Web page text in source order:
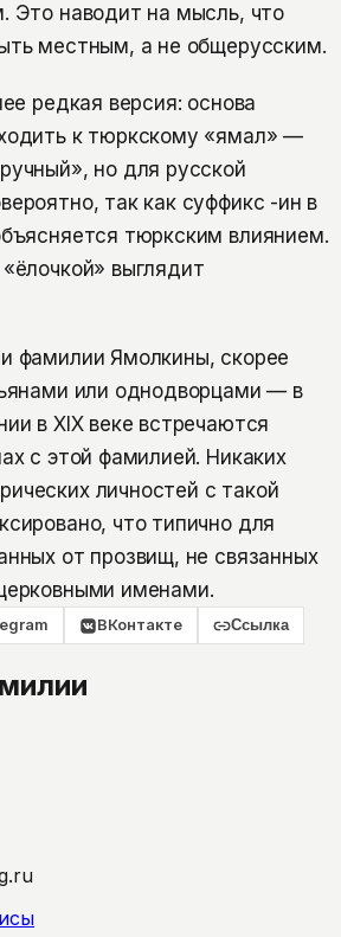
Это наводит на мысль, что
местным, а не общерусским.
редкая версия: основа
к тюркскому «ямал» —
но для русской
так как суффикс -ин в
тюркским влиянием.
выглядит
фамилии Ямолкины, скорее
или однодворцами — в
в XIX веке встречаются
с этой фамилией. Никаких
личностей с такой
что типично для
от прозвищ, не связанных
именами.
ВКонтакте Ссылка